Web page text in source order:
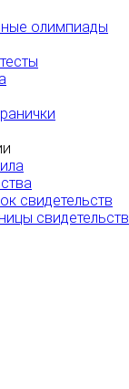
олимпиады
свидетельств
свидетельств